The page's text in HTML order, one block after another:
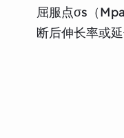
屈服点σs（
断后伸长率或